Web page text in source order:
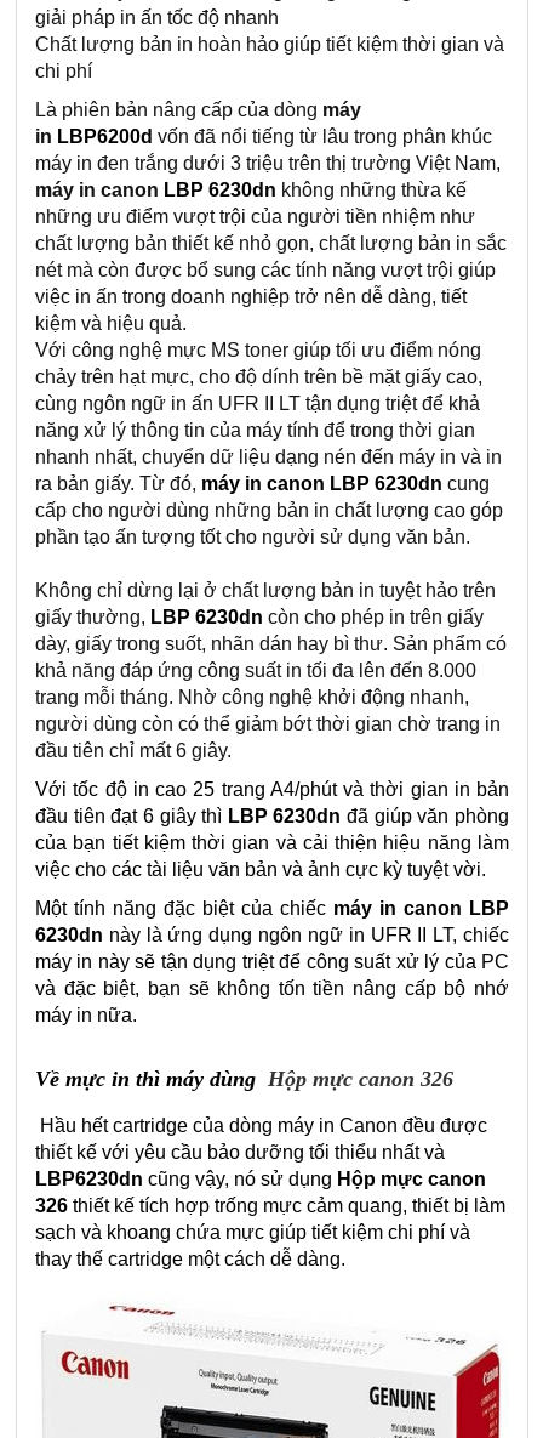
giải pháp in ấn tốc độ nhanh
Chất lượng bản in hoàn hảo giúp tiết kiệm thời gian và
chi phí
Là phiên bản nâng cấp của dòng máy
in LBP6200d vốn đã nổi tiếng từ lâu trong phân khúc
máy in đen trắng dưới 3 triệu trên thị trường Việt Nam,
máy in canon LBP 6230dn không những thừa kế
những ưu điểm vượt trội của người tiền nhiệm như
chất lượng bản thiết kế nhỏ gọn, chất lượng bản in sắc
nét mà còn được bổ sung các tính năng vượt trội giúp
việc in ấn trong doanh nghiệp trở nên dễ dàng, tiết
kiệm và hiệu quả.
Với công nghệ mực MS toner giúp tối ưu điểm nóng
chảy trên hạt mực, cho độ dính trên bề mặt giấy cao,
cùng ngôn ngữ in ấn UFR II LT tận dụng triệt để khả
năng xử lý thông tin của máy tính để trong thời gian
nhanh nhất, chuyển dữ liệu dạng nén đến máy in và in
ra bản giấy. Từ đó, máy in canon LBP 6230dn cung
cấp cho người dùng những bản in chất lượng cao góp
phần tạo ấn tượng tốt cho người sử dụng văn bản.
Không chỉ dừng lại ở chất lượng bản in tuyệt hảo trên
giấy thường, LBP 6230dn còn cho phép in trên giấy
dày, giấy trong suốt, nhãn dán hay bì thư. Sản phẩm có
khả năng đáp ứng công suất in tối đa lên đến 8.000
trang mỗi tháng. Nhờ công nghệ khởi động nhanh,
người dùng còn có thể giảm bớt thời gian chờ trang in
đầu tiên chỉ mất 6 giây.
Với tốc độ in cao 25 trang A4/phút và thời gian in bản
đầu tiên đạt 6 giây thì LBP 6230dnđã giúp văn phòng
của bạn tiết kiệm thời gian và cải thiện hiệu năng làm
việc cho các tài liệu văn bản và ảnh cực kỳ tuyệt vời.
Một tính năng đặc biệt của chiếc máy in canon LBP
6230dn này là ứng dụng ngôn ngữ in UFR II LT, chiếc
máy in này sẽ tận dụng triệt để công suất xử lý của PC
và đặc biệt, bạn sẽ không tốn tiền nâng cấp bộ nhớ
máy in nữa.
Về mực in thì máy dùng Hộp mực canon 326
Hầu hết cartridge của dòng máy in Canon đều được
thiết kế với yêu cầu bảo dưỡng tối thiểu nhất và
LBP6230dn cũng vậy, nó sử dụng Hộp mực canon
326 thiết kế tích hợp trống mực cảm quang, thiết bị làm
sạch và khoang chứa mực giúp tiết kiệm chi phí và
thay thế cartridge một cách dễ dàng.